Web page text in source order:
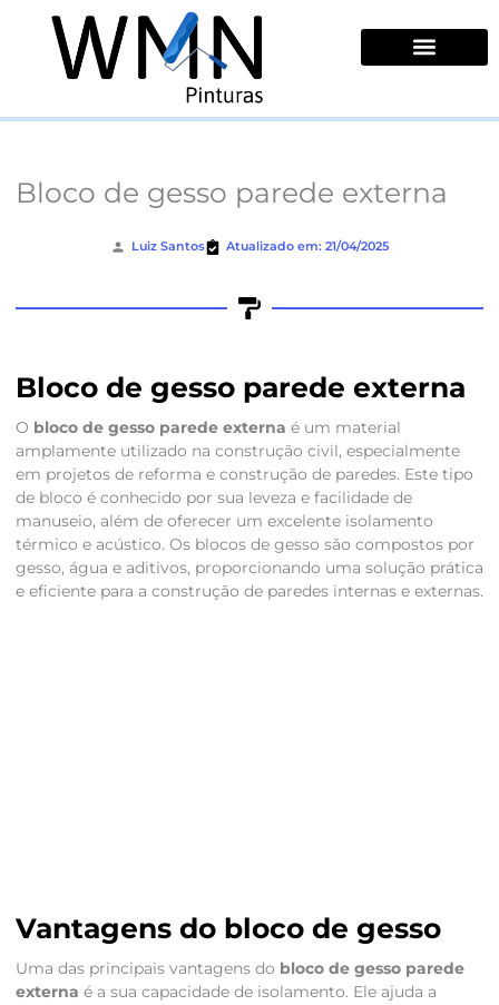
conteúdo
Bloco de gesso parede externa
Luiz Santos Atualizado em: 21/04/2025
Bloco de gesso parede externa
O bloco de gesso parede externa é um material
amplamente utilizado na construção civil, especialmente
em projetos de reforma e construção de paredes. Este tipo
de bloco é conhecido por sua leveza e facilidade de
manuseio, além de oferecer um excelente isolamento
térmico e acústico. Os blocos de gesso são compostos por
gesso, água e aditivos, proporcionando uma solução prática
e eficiente para a construção de paredes internas e externas.
Vantagens do bloco de gesso
Uma das principais vantagens do bloco de gesso parede
externa é a sua capacidade de isolamento. Ele ajuda a